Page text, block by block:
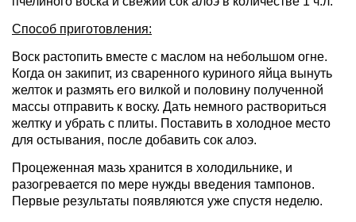
Способ приготовления:
Воск растопить вместе с маслом на небольшом огне.
Когда он закипит, из сваренного куриного яйца вынуть
желток и размять его вилкой и половину полученной
массы отправить к воску. Дать немного раствориться
желтку и убрать с плиты. Поставить в холодное место
для остывания, после добавить сок алоэ.
Процеженная мазь хранится в холодильнике, и
разогревается по мере нужды введения тампонов.
Первые результаты появляются уже спустя неделю.